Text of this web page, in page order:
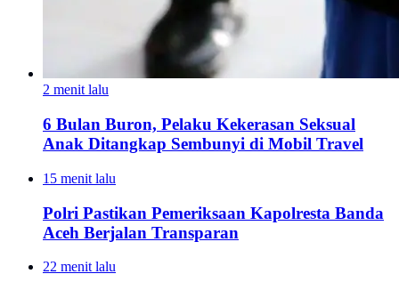
2 menit lalu
6 Bulan Buron, Pelaku Kekerasan Seksual
Anak Ditangkap Sembunyi di Mobil Travel
15 menit lalu
Polri Pastikan Pemeriksaan Kapolresta Banda
Aceh Berjalan Transparan
22 menit lalu